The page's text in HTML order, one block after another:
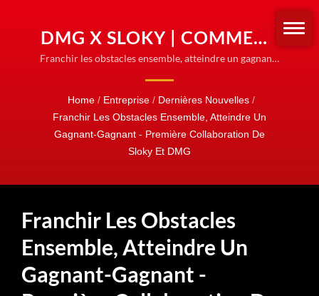
DMG X SLOKY | COMMENT
SLOKY EMPÊCHE LE
SERRAGE EXCESSIF |
CONFIGURATION DE
COUPLE FACILE
Franchir les obstacles ensemble, atteindre un gagnant-
pour tout type de mèche
Home / Entreprise / Dernières Nouvelles /
Franchir Les Obstacles Ensemble, Atteindre Un
Gagnant-Gagnant - Première Collaboration De
Sloky Et DMG
Franchir Les Obstacles
Ensemble, Atteindre Un
Gagnant-Gagnant -